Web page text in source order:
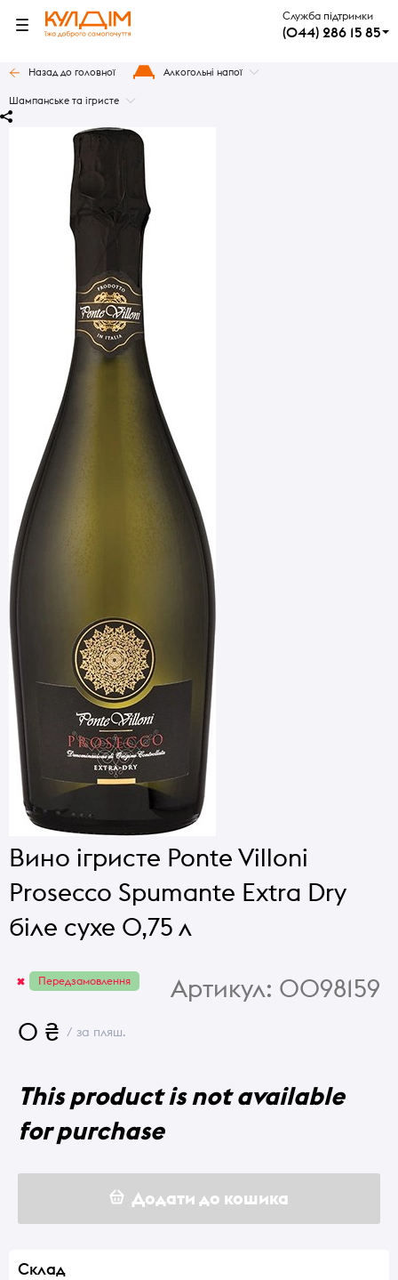
Служба підтримки
(044) 286 15 85
Назад до головної Алкогольні напої
Шампанське та ігристе
Вино ігристе Ponte Villoni
Prosecco Spumante Extra Dry
біле сухе 0,75 л
Передзамовлення Артикул: 0098159
0 ₴ / за пляш.
This product is not available
for purchase
Додати до кошика
Склад